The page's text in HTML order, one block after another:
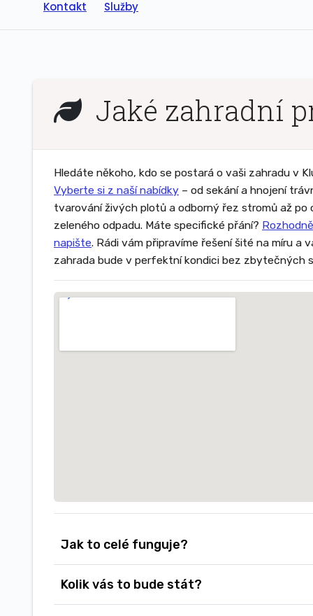
Kontakt Služby
Jaké zahradní
Hledáte někoho, kdo se postará o vaši zahradu v
Vyberte si z naší nabídky – od sekání a hnojení
tvarování živých plotů a odborný řez stromů až po
zeleného odpadu. Máte specifické přání?
napište. Rádi vám připravíme řešení šité na míru a
zahrada bude v perfektní kondici bez zbytečných
Jak to celé funguje?
Kolik vás to bude stát?